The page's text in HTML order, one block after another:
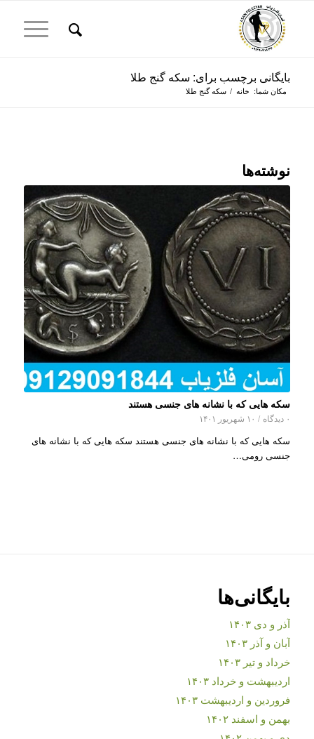
بایگانی برچسب برای: سکه گنج طلا
مکان شما: خانه / سکه گنج طلا
نوشته‌ها
سکه هایی که با نشانه های جنسی هستند
۰ دیدگاه / ۱۰ شهریور ۱۴۰۱
سکه هایی که با نشانه های جنسی هستند سکه هایی که با نشانه های
جنسی رومی…
بایگانی‌ها
آذر و دی ۱۴۰۳
آبان و آذر ۱۴۰۳
خرداد و تیر ۱۴۰۳
اردیبهشت و خرداد ۱۴۰۳
فروردین و اردیبهشت ۱۴۰۳
بهمن و اسفند ۱۴۰۲